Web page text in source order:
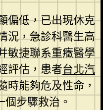
偏低，已出現休克
況，急診科醫生高
敏捷聯系重癥醫學
評估，患者台北汽
時能夠危及性命，
步驟救治。